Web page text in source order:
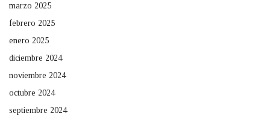
marzo 2025
febrero 2025
enero 2025
diciembre 2024
noviembre 2024
octubre 2024
septiembre 2024